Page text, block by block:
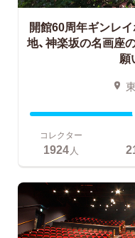
開館60周年ギンレイ
地、神楽坂の名画座
願
コレクター
1924 人